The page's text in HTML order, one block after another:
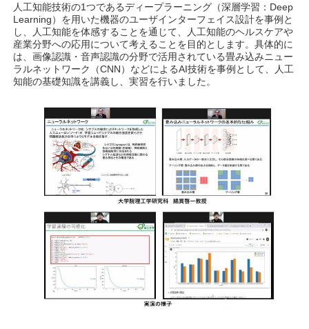
人工知能技術の1つであるディープラーニング（深層学習：Deep
Learning）を用いた機器のユーザインターフェイス設計を事例と
し、人工知能を体感することを通じて、人工知能のヘルスケアや
産業分野への応用について考えることを目的とします。具体的に
は、画像認識・音声認識の分野で活用されている畳み込みニュー
ラルネットワーク（CNN）などによるAI技術を事例として、人工
知能の基礎知識を講義し、実習を行いました。